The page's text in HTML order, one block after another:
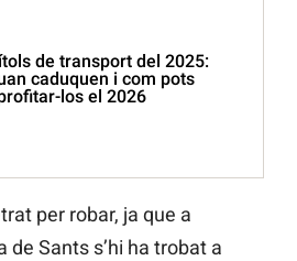
de transport del 2025:
caduquen i com pots
los el 2026
per robar, ja que a
de Sants s’hi ha trobat a